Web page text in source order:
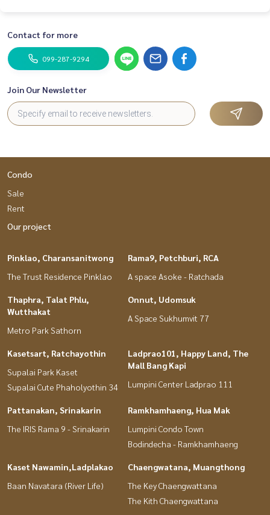
Contact for more
099-287-9294
Join Our Newsletter
Condo
Sale
Rent
Our project
Pinklao, Charansanitwong
The Trust Residence Pinklao
Rama9, Petchburi, RCA
A space Asoke - Ratchada
Thaphra, Talat Phlu,
Wutthakat
Metro Park Sathorn
Onnut, Udomsuk
A Space Sukhumvit 77
Kasetsart, Ratchayothin
Supalai Park Kaset
Supalai Cute Phaholyothin 34
Ladprao101, Happy Land, The
Mall Bang Kapi
Lumpini Center Ladprao 111
Pattanakan, Srinakarin
The IRIS Rama 9 - Srinakarin
Ramkhamhaeng, Hua Mak
Lumpini Condo Town
Bodindecha - Ramkhamhaeng
Kaset Nawamin,Ladplakao
Baan Navatara (River Life)
Chaengwatana, Muangthong
The Key Chaengwattana
The Kith Chaengwattana